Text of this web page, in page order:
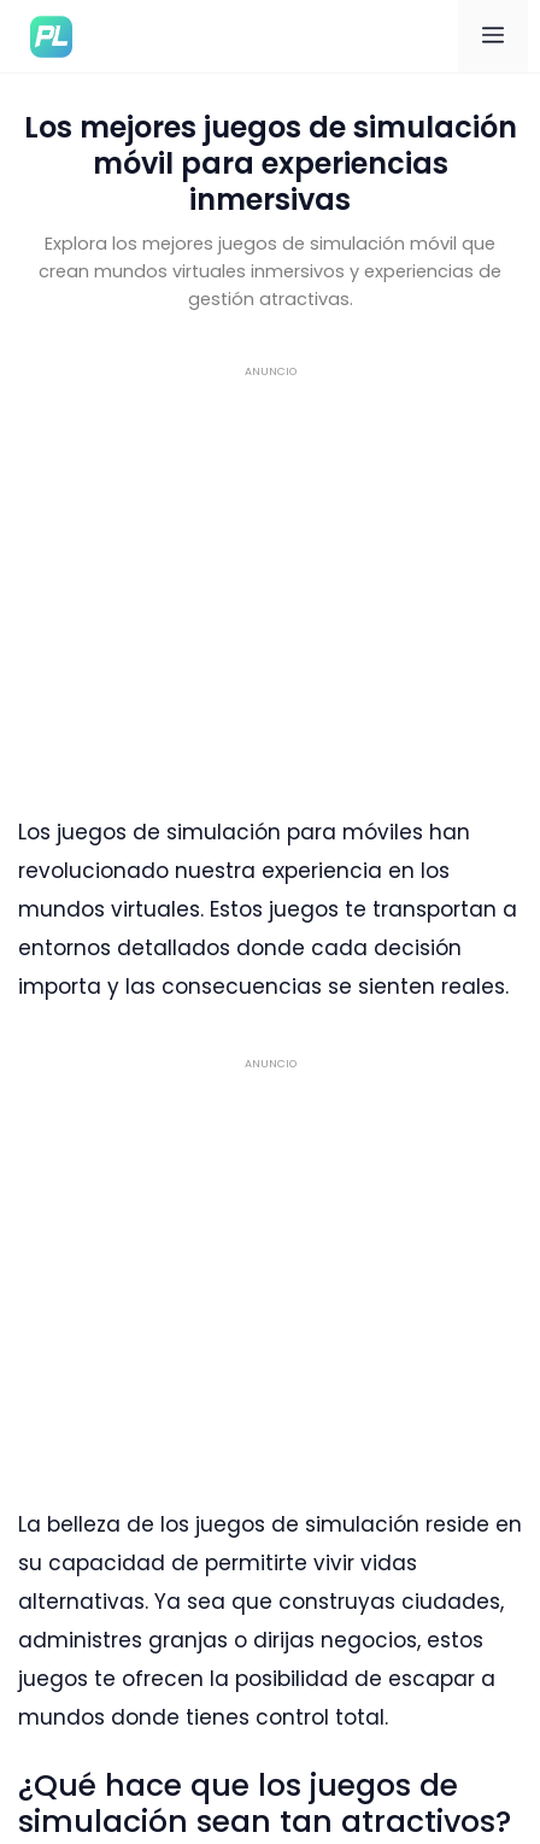
Los mejores juegos de simulación
móvil para experiencias
inmersivas
Explora los mejores juegos de simulación móvil que
crean mundos virtuales inmersivos y experiencias de
gestión atractivas.
ANUNCIO
Los juegos de simulación para móviles han
revolucionado nuestra experiencia en los
mundos virtuales. Estos juegos te transportan a
entornos detallados donde cada decisión
importa y las consecuencias se sienten reales.
ANUNCIO
La belleza de los juegos de simulación reside en
su capacidad de permitirte vivir vidas
alternativas. Ya sea que construyas ciudades,
administres granjas o dirijas negocios, estos
juegos te ofrecen la posibilidad de escapar a
mundos donde tienes control total.
¿Qué hace que los juegos de
simulación sean tan atractivos?